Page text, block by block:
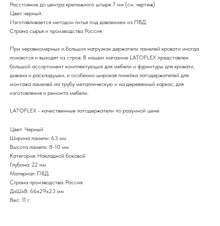
Расстояние до центра крепежного штыря 7 мм (см. чертеж).
Цвет черный.
Изготавливается методом литья под давлением из ПВД.
Страна сырья и производства Россия.
При неравномерных и больших нагрузках держатели ламелей кровати иногда
ломаются и выходят из строя. В нашем магазине LATOFLEX представлен
большой ассортимент комплектующих для мебели и фурнитуры для кровати,
дивана и раскладушки, и особенно широкая линейка латодержателей для
монтажа ламелей на трубу металлическую и на деревянный каркас, для
изготовления и ремонта мебели.
LATOFLEX - качественные латодержатели по разумной цене.
Цвет: Черный
Ширина ламели: 63 мм
Высота ламели: 8-10 мм
Категория: Накладной боковой
Глубина: 22 мм
Материал: ПВД
Страна производства: Россия
ДxШxВ: 66x29x23 мм
Вес: 11 г